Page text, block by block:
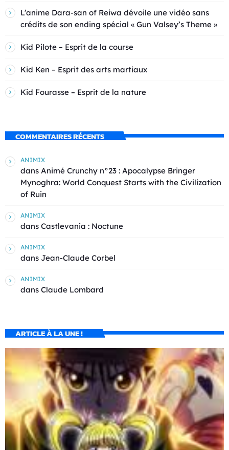
L’anime Dara-san of Reiwa dévoile une vidéo sans
crédits de son ending spécial « Gun Valsey’s Theme »
Kid Pilote – Esprit de la course
Kid Ken – Esprit des arts martiaux
Kid Fourasse – Esprit de la nature
COMMENTAIRES RÉCENTS
ANIMIX
dans Animé Crunchy n°23 : Apocalypse Bringer
Mynoghra: World Conquest Starts with the Civilization
of Ruin
ANIMIX
dans Castlevania : Noctune
ANIMIX
dans Jean-Claude Corbel
ANIMIX
dans Claude Lombard
ARTICLE À LA UNE !